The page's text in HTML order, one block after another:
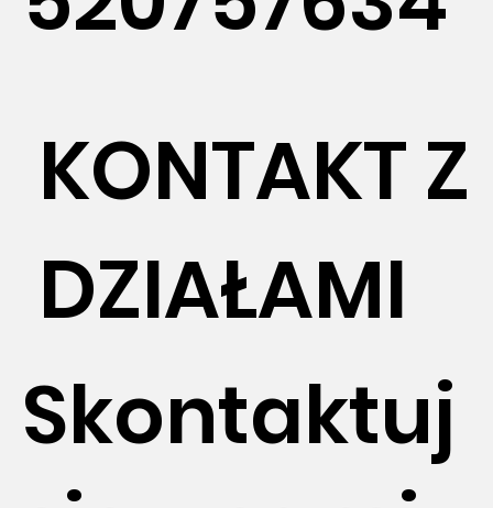
KONTAKT Z
DZIAŁAMI
Skontaktuj